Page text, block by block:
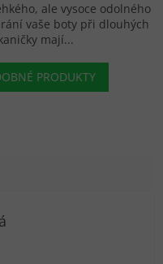
ale vysoce odolného
vaše boty při dlouhých
mají...
PRODUKTY
5 z 5 hvězdiček.